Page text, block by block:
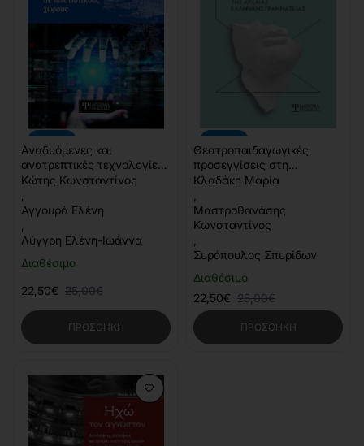
Διαθέσιμο
Αναδυόμενες και
ανατρεπτικές τεχνολογίες
σε πολιτιστικούς χώρους
Κώτης Κωνσταντίνος
Αγγουρά Ελένη
Λύγγρη Ελένη-Ιωάννα
22,50€ 25,00€
ΠΡΟΣΘΉΚΗ
Διαθέσιμο
Θεατροπαιδαγωγικές
προσεγγίσεις στη
διδασκαλία της Αρχαίας
Κλαδάκη Μαρία
Μαστροθανάσης
Κωνσταντίνος
Συρόπουλος Σπυρίδων
22,50€ 25,00€
ΠΡΟΣΘΉΚΗ